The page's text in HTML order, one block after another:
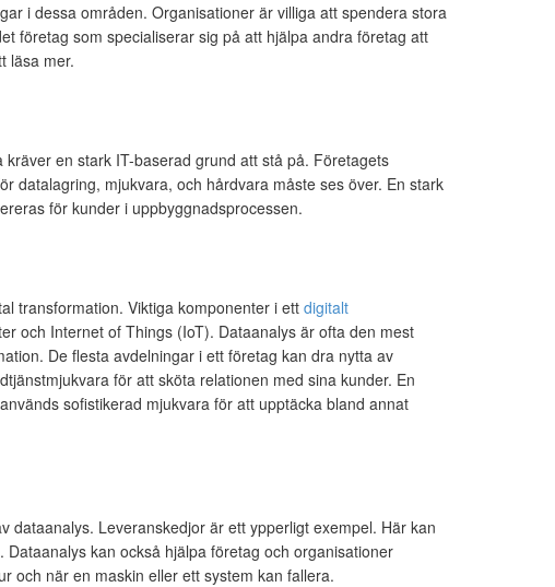
i dessa områden. Organisationer är villiga att spendera stora
företag som specialiserar sig på att hjälpa andra företag att
läsa mer.
en stark IT-baserad grund att stå på. Företagets
datalagring, mjukvara, och hårdvara måste ses över. En stark
för kunder i uppbyggnadsprocessen.
transformation. Viktiga komponenter i ett digitalt
och Internet of Things (IoT). Dataanalys är ofta den mest
De flesta avdelningar i ett företag kan dra nytta av
för att sköta relationen med sina kunder. En
sofistikerad mjukvara för att upptäcka bland annat
Leveranskedjor är ett ypperligt exempel. Här kan
kan också hjälpa företag och organisationer
och när en maskin eller ett system kan fallera.